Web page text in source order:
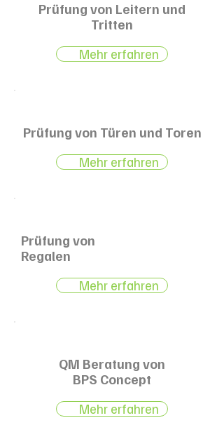
Prüfung von Leitern und
Tritten
Mehr erfahren
Prüfung von Türen und Toren
Mehr erfahren
Prüfung von
Regalen
Mehr erfahren
QM Beratung von
BPS Concept
Mehr erfahren